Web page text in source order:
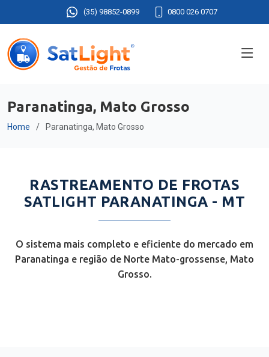
(35) 98852-0899 0800 026 0707
Paranatinga, Mato Grosso
Home Paranatinga, Mato Grosso
RASTREAMENTO DE FROTAS
SATLIGHT PARANATINGA - MT
O sistema mais completo e eficiente do mercado em
Paranatinga e região de Norte Mato-grossense, Mato
Grosso.